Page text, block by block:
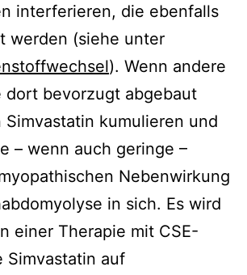
interferieren, die ebenfalls
werden (siehe unter
). Wenn andere
dort bevorzugt abgebaut
kumulieren und
– wenn auch geringe –
Nebenwirkung
in sich. Es wird
einer Therapie mit CSE-
Simvastatin auf